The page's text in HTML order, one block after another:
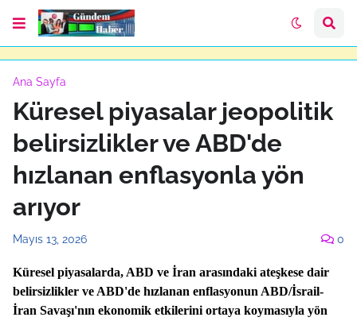
Ana Sayfa
Küresel piyasalar jeopolitik
belirsizlikler ve ABD'de
hızlanan enflasyonla yön
arıyor
Mayıs 13, 2026 0
Küresel piyasalarda, ABD ve İran arasındaki ateşkese dair
belirsizlikler ve ABD'de hızlanan enflasyonun ABD/İsrail-
İran Savaşı'nın ekonomik etkilerini ortaya koymasıyla yön